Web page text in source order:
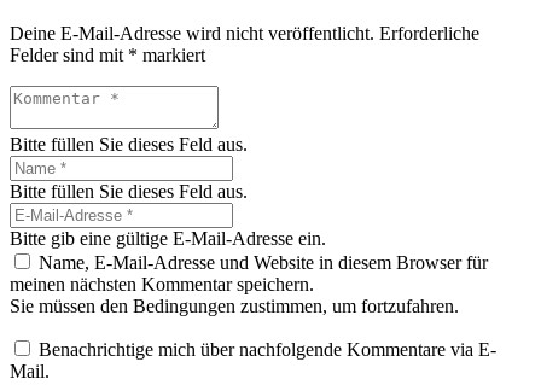
Deine E-Mail-Adresse wird nicht veröffentlicht. Erforderliche
Felder sind mit * markiert
Bitte füllen Sie dieses Feld aus.
Bitte füllen Sie dieses Feld aus.
Bitte gib eine gültige E-Mail-Adresse ein.
Name, E-Mail-Adresse und Website in diesem Browser für
meinen nächsten Kommentar speichern.
Sie müssen den Bedingungen zustimmen, um fortzufahren.
Benachrichtige mich über nachfolgende Kommentare via E-
Mail.